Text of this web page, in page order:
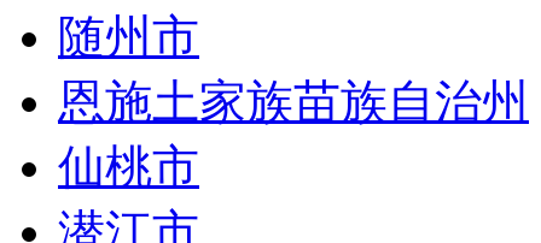
随州市
恩施土家族苗族自治州
仙桃市
潜江市